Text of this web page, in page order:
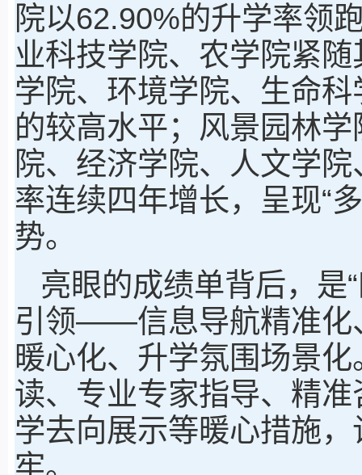
院以62.90%的升学率领
业科技学院、农学院紧
学院、环境学院、生命
的较高水平；风景园林
院、经济学院、人文学
率连续四年增长，呈现“
势。
亮眼的成绩单背后，是
引领——信息导航精准化
暖心化、升学氛围场景
读、专业专家指导、精
学去向展示等暖心措施
牢。